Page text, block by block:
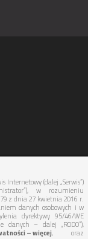
Internetowy (dalej „Serwis”)
w rozumieniu
z dnia 27 kwietnia 2016 r.
danych osobowych i w
dyrektywy 95/46/WE
danych – dalej „RODO”),
– więcej, oraz